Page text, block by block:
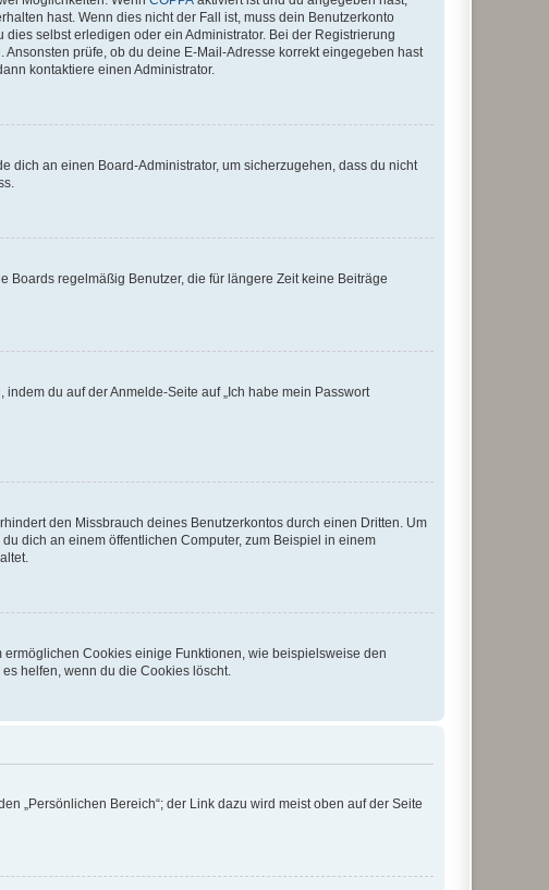
hast. Wenn dies nicht der Fall ist, muss dein Benutzerkonto
selbst erledigen oder ein Administrator. Bei der Registrierung
prüfe, ob du deine E-Mail-Adresse korrekt eingegeben hast
kontaktiere einen Administrator.
dich an einen Board-Administrator, um sicherzugehen, dass du nicht
Boards regelmäßig Benutzer, die für längere Zeit keine Beiträge
du auf der Anmelde-Seite auf „Ich habe mein Passwort
den Missbrauch deines Benutzerkontos durch einen Dritten. Um
dich an einem öffentlichen Computer, zum Beispiel in einem
ermöglichen Cookies einige Funktionen, wie beispielsweise den
helfen, wenn du die Cookies löscht.
„Persönlichen Bereich“; der Link dazu wird meist oben auf der Seite